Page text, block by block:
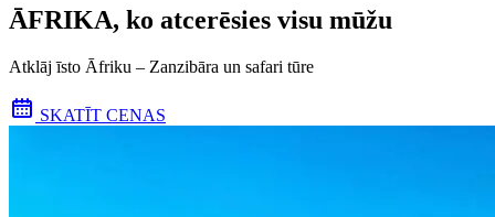
ĀFRIKA, ko atcerēsies visu mūžu
Atklāj īsto Āfriku – Zanzibāra un safari tūre
SKATĪT CENAS